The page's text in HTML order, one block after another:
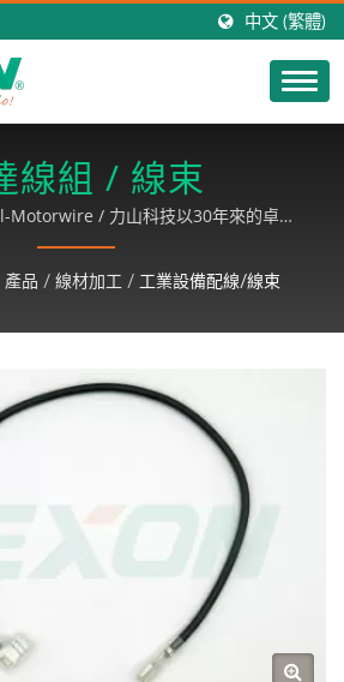
中文 (繁體)
線組 / 線束
/ 力山科技以30年來的卓越
品質之對講機產品，行銷全球，以客戶
礎，致力成長、永續經營。
產品 / 線材加工 / 工業設備配線/線束